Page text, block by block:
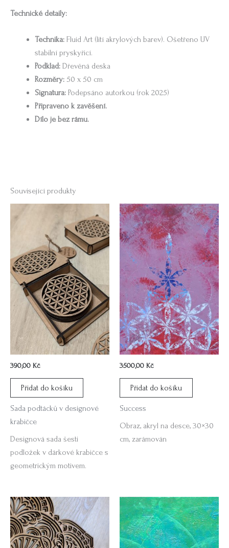
Technické detaily:
Technika: Fluid Art (lití akrylových barev). Ošetřeno UV
stabilní pryskyřicí.
Podklad: Dřevěná deska
Rozměry: 50 x 50 cm
Signatura: Podepsáno autorkou (rok 2025)
Připraveno k zavěšení.
Dílo je bez rámu.
Související produkty
390,00 Kč
Přidat do košíku
Sada podtácků v designové
krabičce
Designová sada šesti
podložek v dárkové krabičce s
geometrickým motivem.
3500,00 Kč
Přidat do košíku
Success
Obraz, akryl na desce, 30×30
cm, zarámován